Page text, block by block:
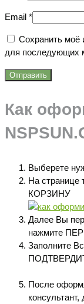
Email *
Сохранить моё
для последующих
Как
Выберете
На
КОРЗИНУ
Далее Вы
нажмите
Заполните
После